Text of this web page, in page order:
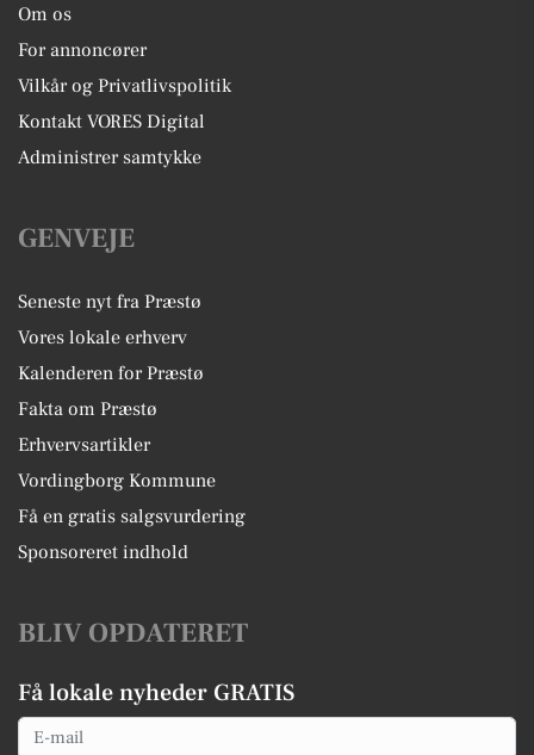
Om os
For annoncører
Vilkår og Privatlivspolitik
Kontakt VORES Digital
Administrer samtykke
GENVEJE
Seneste nyt fra Præstø
Vores lokale erhverv
Kalenderen for Præstø
Fakta om Præstø
Erhvervsartikler
Vordingborg Kommune
Få en gratis salgsvurdering
Sponsoreret indhold
BLIV OPDATERET
Få lokale nyheder GRATIS
Email